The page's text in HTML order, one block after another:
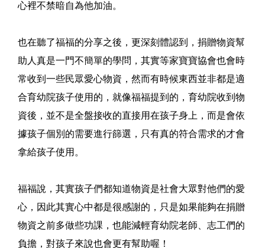
心裡不禁暗自為他加油。
也在聽了福福的分享之後，更深刻體認到，捐贈物資幫
助人真是一門不簡單的學問，其實等家寶寶協會也會時
常收到一些民眾愛心物資，然而有時候東西並非都是適
合育幼院孩子使用的，就像福福提到的，育幼院收到物
資後，並不是全盤接收的直接用在孩子身上，而是會依
據孩子個別的需要進行篩選，只有真的符合需求的才會
拿給孩子使用。
福福說，其實孩子們都知道物資是社會大眾對他們的愛
心，因此其實心中都是很感謝的，只是如果能夠在捐贈
物資之前多做些功課，也能減輕育幼院老師、志工們的
負擔，對孩子來說也會更有幫助喔！